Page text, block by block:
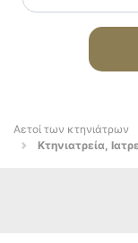
Αετοί των κτηνιάτρων
Κτηνιατρεία,